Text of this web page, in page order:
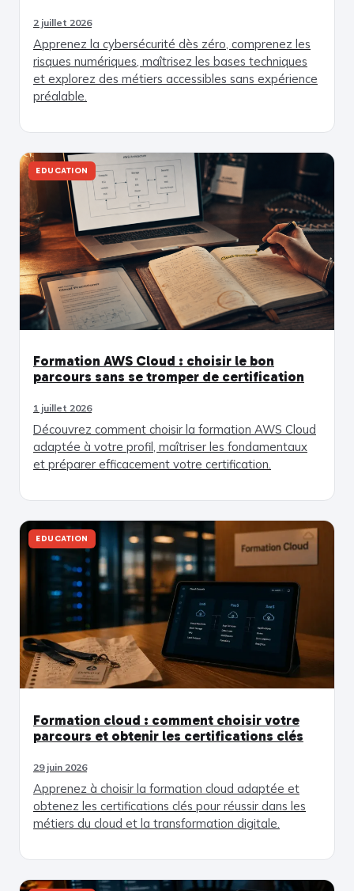
2 juillet 2026
Apprenez la cybersécurité dès zéro, comprenez les
risques numériques, maîtrisez les bases techniques
et explorez des métiers accessibles sans expérience
préalable.
EDUCATION
Formation AWS Cloud : choisir le bon
parcours sans se tromper de certification
1 juillet 2026
Découvrez comment choisir la formation AWS Cloud
adaptée à votre profil, maîtriser les fondamentaux
et préparer efficacement votre certification.
EDUCATION
Formation cloud : comment choisir votre
parcours et obtenir les certifications clés
29 juin 2026
Apprenez à choisir la formation cloud adaptée et
obtenez les certifications clés pour réussir dans les
métiers du cloud et la transformation digitale.